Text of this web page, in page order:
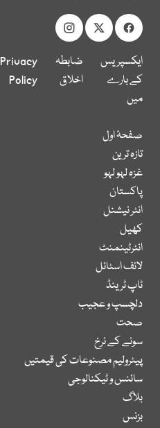
ایکسپریس
کے بارے
میں
ضابطہ
اخلاق
Privacy
Policy
صفحۂ اول
تازہ ترین
غزہ لہو لہو
پاکستان
انٹر نیشنل
کھیل
انٹرٹینمنٹ
لائف اسٹائل
ٹاپ ٹرینڈ
دلچسپ و عجیب
صحت
سونے کے نرخ
پیٹرولیم مصنوعات کی قیمتیں
سائنس و ٹیکنالوجی
بلاگ
بزنس